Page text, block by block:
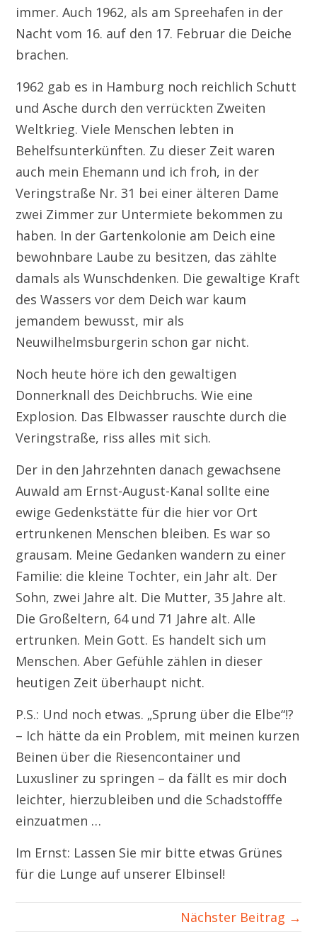
immer. Auch 1962, als am Spreehafen in der
Nacht vom 16. auf den 17. Februar die Deiche
brachen.
1962 gab es in Hamburg noch reichlich Schutt
und Asche durch den verrückten Zweiten
Weltkrieg. Viele Menschen lebten in
Behelfsunterkünften. Zu dieser Zeit waren
auch mein Ehemann und ich froh, in der
Veringstraße Nr. 31 bei einer älteren Dame
zwei Zimmer zur Untermiete bekommen zu
haben. In der Gartenkolonie am Deich eine
bewohnbare Laube zu besitzen, das zählte
damals als Wunschdenken. Die gewaltige Kraft
des Wassers vor dem Deich war kaum
jemandem bewusst, mir als
Neuwilhelmsburgerin schon gar nicht.
Noch heute höre ich den gewaltigen
Donnerknall des Deichbruchs. Wie eine
Explosion. Das Elbwasser rauschte durch die
Veringstraße, riss alles mit sich.
Der in den Jahrzehnten danach gewachsene
Auwald am Ernst-August-Kanal sollte eine
ewige Gedenkstätte für die hier vor Ort
ertrunkenen Menschen bleiben. Es war so
grausam. Meine Gedanken wandern zu einer
Familie: die kleine Tochter, ein Jahr alt. Der
Sohn, zwei Jahre alt. Die Mutter, 35 Jahre alt.
Die Großeltern, 64 und 71 Jahre alt. Alle
ertrunken. Mein Gott. Es handelt sich um
Menschen. Aber Gefühle zählen in dieser
heutigen Zeit überhaupt nicht.
P.S.: Und noch etwas. „Sprung über die Elbe“!?
– Ich hätte da ein Problem, mit meinen kurzen
Beinen über die Riesencontainer und
Luxusliner zu springen – da fällt es mir doch
leichter, hierzubleiben und die Schadstofffe
einzuatmen …
Im Ernst: Lassen Sie mir bitte etwas Grünes
für die Lunge auf unserer Elbinsel!
Nächster Beitrag →